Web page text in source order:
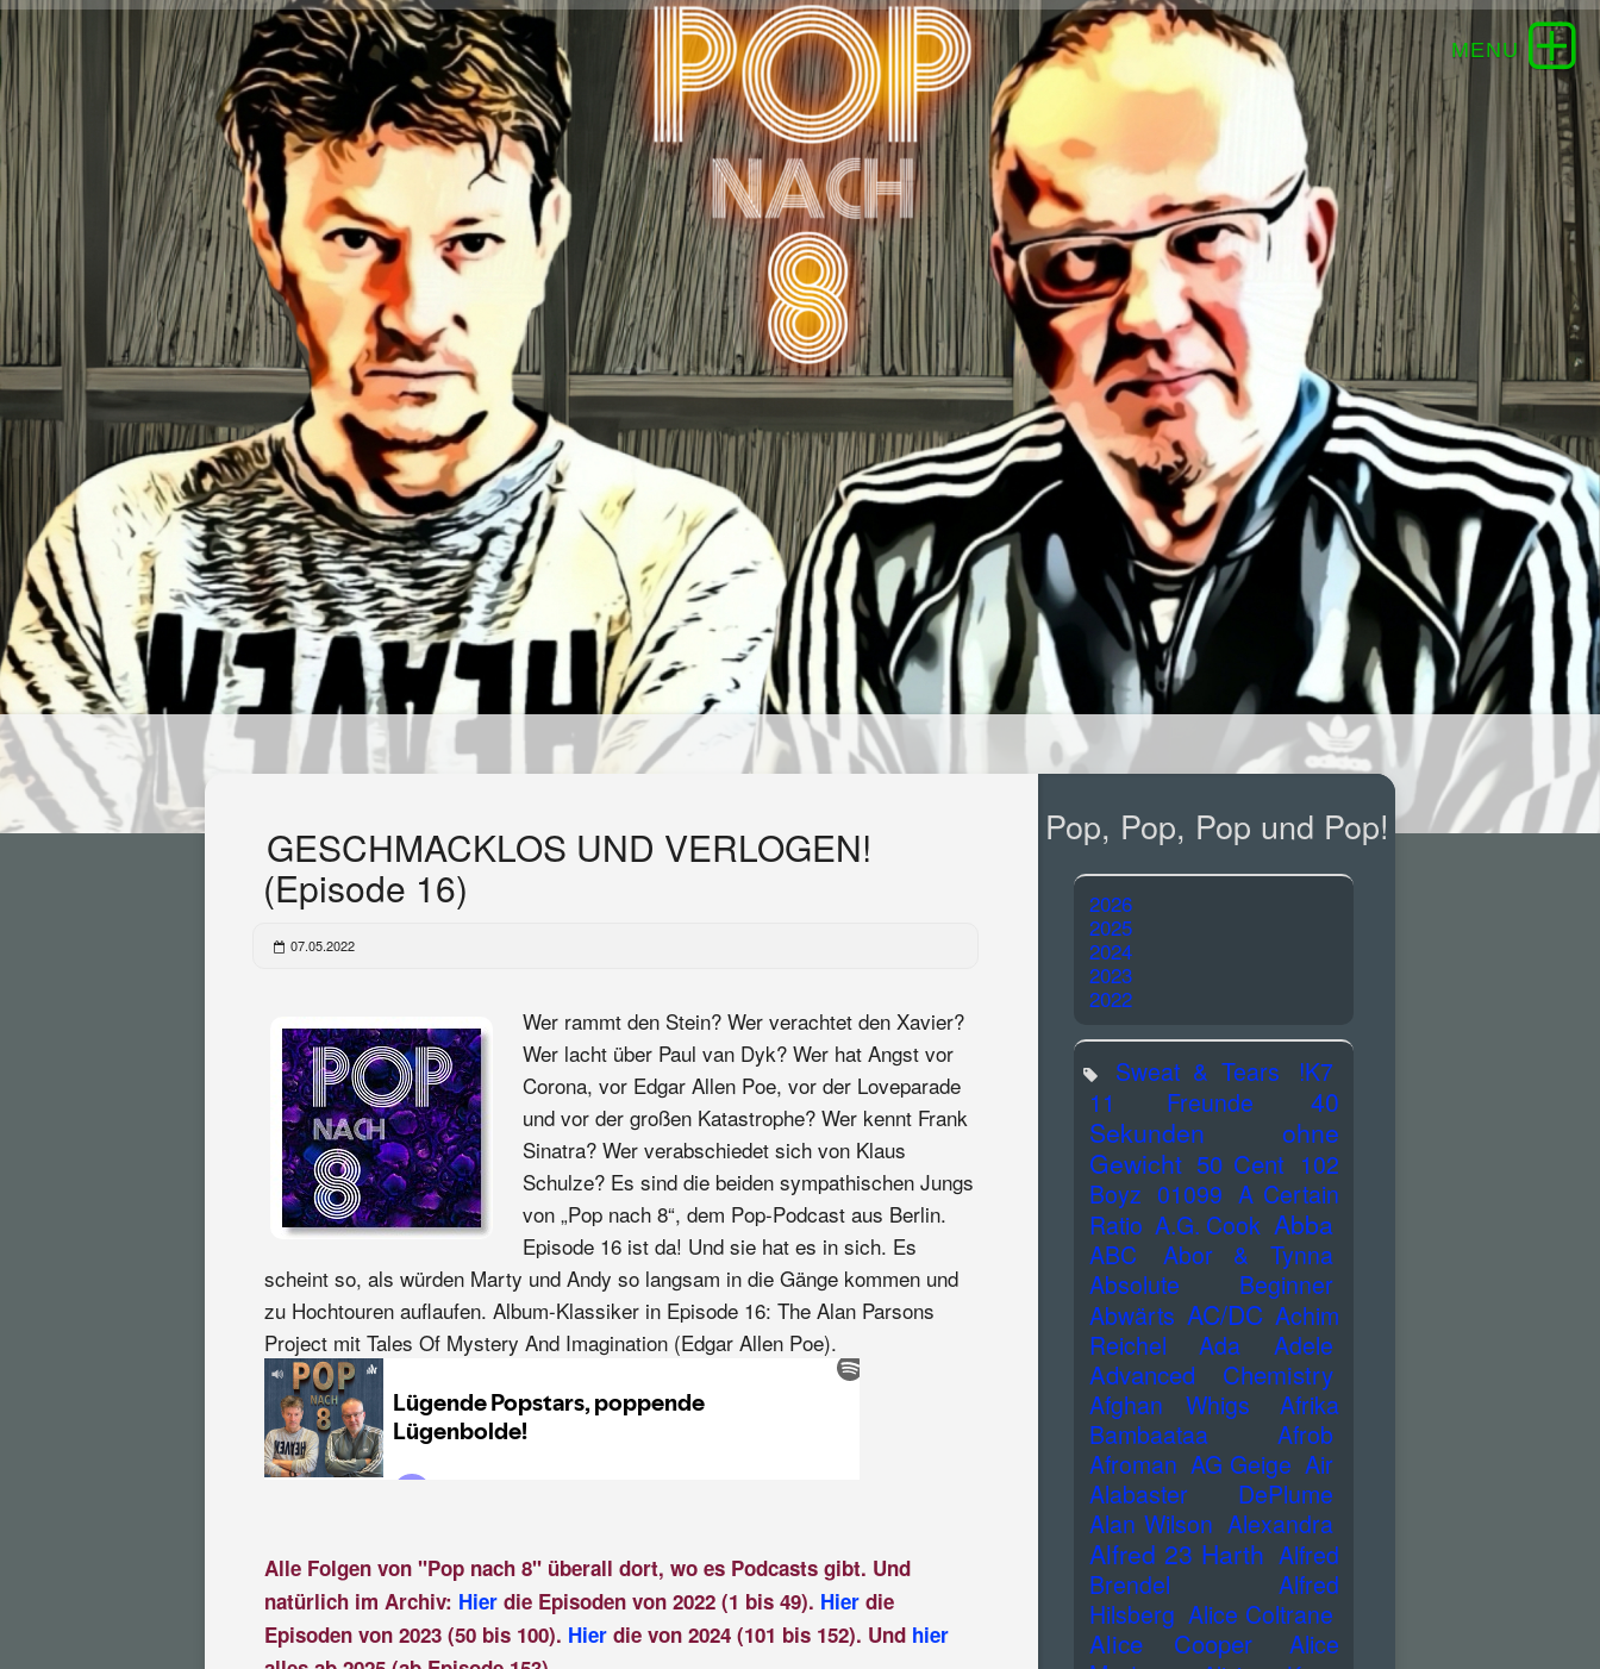
GESCHMACKLOS UND VERLOGEN!
(Episode 16)
07.05.2022
Wer rammt den Stein? Wer verachtet den Xavier?
Wer lacht über Paul van Dyk? Wer hat Angst vor
Corona, vor Edgar Allen Poe, vor der Loveparade
und vor der großen Katastrophe? Wer kennt Frank
Sinatra? Wer verabschiedet sich von Klaus
Schulze? Es sind die beiden sympathischen Jungs
von „Pop nach 8“, dem Pop-Podcast aus Berlin.
Episode 16 ist da! Und sie hat es in sich. Es
scheint so, als würden Marty und Andy so langsam in die Gänge kommen und
zu Hochtouren auflaufen. Album-Klassiker in Episode 16: The Alan Parsons
Project mit Tales Of Mystery And Imagination (Edgar Allen Poe).
Alle Folgen von "Pop nach 8" überall dort, wo es Podcasts gibt. Und
natürlich im Archiv: Hier die Episoden von 2022 (1 bis 49). Hier die
Episoden von 2023 (50 bis 100). Hier die von 2024 (101 bis 152). Und hier
Pop, Pop, Pop und Pop!
2026
2025
2024
2023
2022
Sweat & Tears
!K7
11 Freunde
40
Sekunden ohne
Gewicht 50 Cent 102
Boyz 01099 A Certain
Ratio A.G. Cook Abba
ABC
Abor & Tynna
Absolute Beginner
Abwärts AC/DC Achim
Reichel
Ada Adele
Advanced Chemistry
Afghan Whigs
Afrika
Bambaataa
Afrob
Afroman AG Geige Air
Alabaster DePlume
Alan Wilson Alexandra
Alfred 23 Harth Alfred
Brendel
Alfred
Hilsberg Alice Coltrane
Alice Cooper
Alice